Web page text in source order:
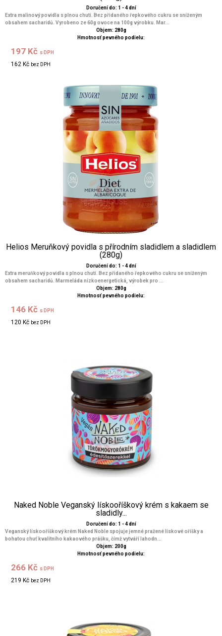
Doručení do: 1 - 4 dní
Extra malinový povidla s plnou chutí. Bez přidaného řepkového cukru se sníženým
obsahem sacharidů. Vyrobeno ze 60g ovoce na 100g výrobku. Mar...
Objem: 280g
Hmotnosť pevného podielu:
197 Kč s DPH
162 Kč bez DPH
Helios Meruňkový povidla s přírodním sladidlem a sladidlem
(280g)
Doručení do: 1 - 4 dní
Extra meruňkový povidla s plnou chutí. Bez přidaného řepkového cukru se sníženým
obsahem sacharidů. Marmeláda nízkoenergetická, výrobek pro ...
Objem: 280g
Hmotnosť pevného podielu:
146 Kč s DPH
120 Kč bez DPH
Naked Noble Veganský lískooříškový krém s kakaem se
sladidly...
Doručení do: 1 - 4 dní
Veganský lískooříškový krém Naked Noble spojuje jemné pražené lískové oříšky a
bohatou chuť kvalitního kakaového prášku, čímž vytváří lahodn...
Objem: 200g
Hmotnosť pevného podielu:
266 Kč s DPH
219 Kč bez DPH